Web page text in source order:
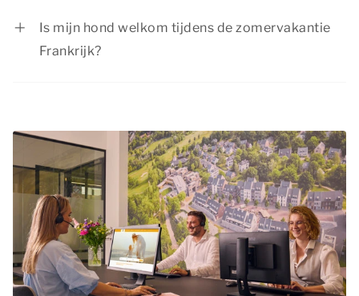
van een verblijf in de accommodatie die volledig
aan jouw wensen voldoet en kun je uitkijken naar
een heerlijke zomer Frankrijk!
Is mijn hond welkom tijdens de zomervakantie
Frankrijk?
onze accommodaties zijn huisdieren toegestaan.
Bekijk het accommodatietype van jouw
voorkeur om te zien of huisdieren hierin welkom
zijn. Het is verplicht je huisdier op te geven bij
het plaatsen van je reservering en aan de
huisdierentoeslag te voldoen.